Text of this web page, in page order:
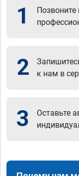
1 Позвоните
2
к нам в
3
Оставьте